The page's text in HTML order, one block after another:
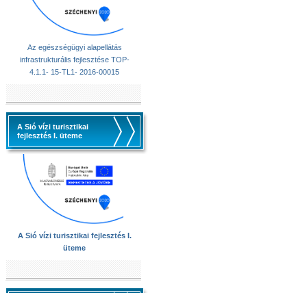
Az egészségügyi alapellátás
infrastrukturális fejlesztése TOP-
4.1.1- 15-TL1- 2016-00015
A Sió vízi turisztikai
fejlesztés I. üteme
A Sió vízi turisztikai fejlesztés I.
üteme